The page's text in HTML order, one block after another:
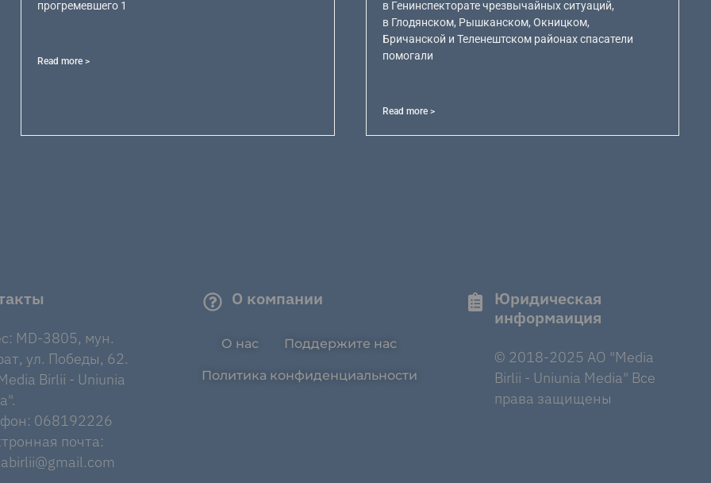
прогремевшего 1
Read more >
в Генинспекторате чрезвычайных ситуаций,
в Глодянском, Рышканском, Окницком,
Бричанской и Теленештском районах спасатели
помогали
Read more >
MD-3805, мун.
ул. Победы, 62.
Birlii - Uniunia
068192226
почта:
О компании
О нас Поддержите нас
Политика конфиденциальности
Юридическая
информаиция
© 2018-2025 AO "Media
Birlii - Uniunia Media" Все
права защищены